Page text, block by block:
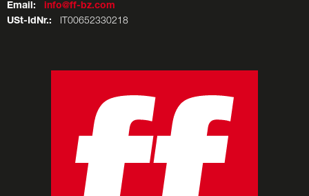
Email:
info@ff-bz.com
USt-IdNr.: IT00652330218